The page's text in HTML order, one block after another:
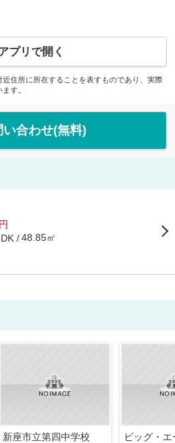
プリで開く
住所に所在することを表すものであり、実際
す。
い合わせ(無料)
48.85㎡
新座市立第四中学校